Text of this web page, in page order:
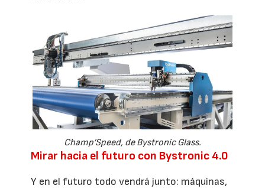
Champ’Speed, de Bystronic Glass.
Mirar hacia el futuro con Bystronic 4.0
Y en el futuro todo vendrá junto: máquinas,